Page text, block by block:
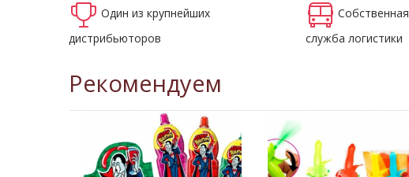
Один из крупнейших
дистрибьюторов
Собственная
служба логистики
Рекомендуем